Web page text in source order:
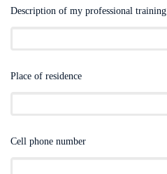
Description of my professional training
Place of residence
Cell phone number